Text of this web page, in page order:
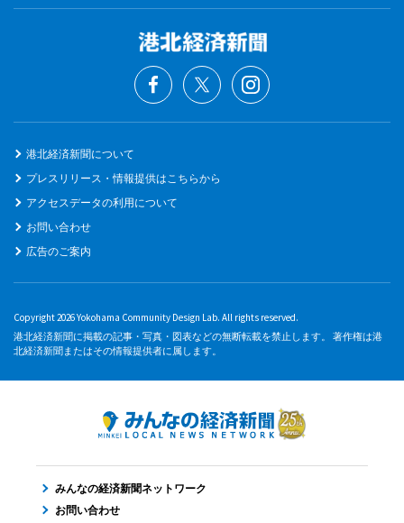
港北経済新聞について
プレスリリース・情報提供はこちらから
アクセスデータの利用について
お問い合わせ
広告のご案内
Copyright 2026 Yokohama Community Design Lab. All rights reserved.
港北経済新聞に掲載の記事・写真・図表などの無断転載を禁止します。 著作権は港
北経済新聞またはその情報提供者に属します。
みんなの経済新聞ネットワーク
お問い合わせ